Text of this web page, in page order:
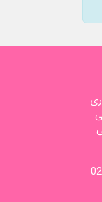
17 و پنج شنبه 10 الی